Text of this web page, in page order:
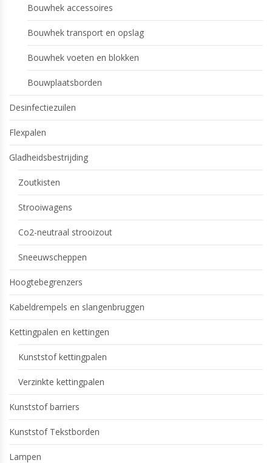
Bouwhek accessoires
Bouwhek transport en opslag
Bouwhek voeten en blokken
Bouwplaatsborden
Desinfectiezuilen
Flexpalen
Gladheidsbestrijding
Zoutkisten
Strooiwagens
Co2-neutraal strooizout
Sneeuwscheppen
Hoogtebegrenzers
Kabeldrempels en slangenbruggen
Kettingpalen en kettingen
Kunststof kettingpalen
Verzinkte kettingpalen
Kunststof barriers
Kunststof Tekstborden
Lampen